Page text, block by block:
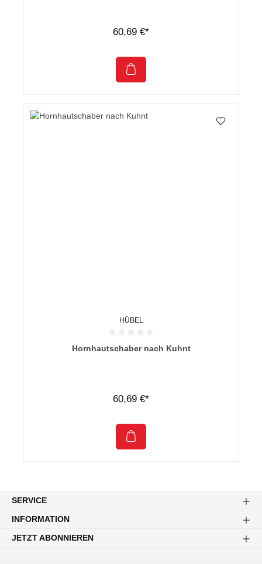
60,69 €*
HÜBEL
Durchschnittliche Bewertung von 0 von 5 Sternen
Hornhautschaber nach Kuhnt
60,69 €*
SERVICE
INFORMATION
JETZT ABONNIEREN